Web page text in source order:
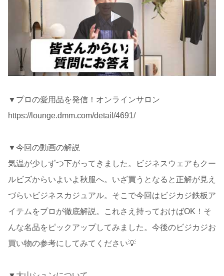
▼プロの愛用品を発信！オンラインサロン
https://lounge.dmm.com/detail/4691/
▼今回の動画の解説
気温が少しずつ下がってきました。ビジネスウェアもクー
ルビズからいよいよ秋服へ。いざ買うとなると正解が見え
づらいビジネスカジュアル。そこで今回はビジカジ鉄板ア
イテムをプロが徹底解説。これさえ持っておけばOK！そ
んな名品をピックアップしてみました。今後のビジカジお
買い物の参考にしてみてください💡